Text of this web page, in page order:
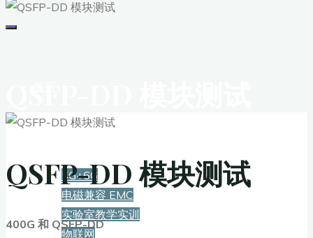
5G+6G
电磁兼容 EMC
实验室教学实训
物联网
QSFP-DD 模块测试
400G 和 QSFP-DD